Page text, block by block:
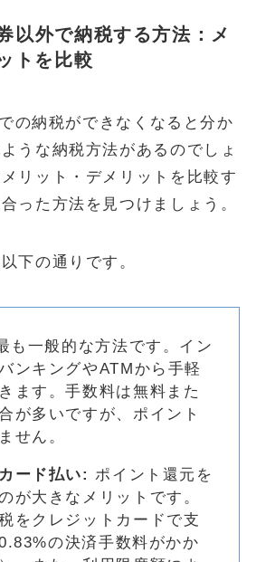
以外で納税する方法：メ
トを比較
の納税ができなくなると分か
うな納税方法があるのでしょ
リット・デメリットを比較す
った方法を見つけましょう。
下の通りです。
も一般的な方法です。イン
ンキングやATMから手軽
ます。手数料は無料また
が多いですが、ポイント
せん。
ード払い: ポイント還元を
が大きなメリットです。
をクレジットカードで支
の決済手数料がかか